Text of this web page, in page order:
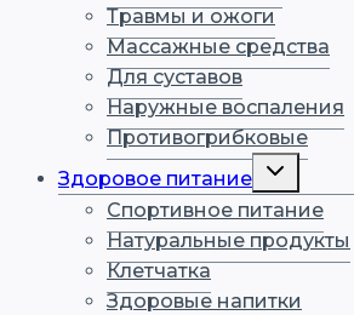
Травмы и ожоги
Массажные средства
Для суставов
Наружные воспаления
Противогрибковые
Здоровое питание
Переключить
меню
Спортивное питание
Натуральные продукты
Клетчатка
Здоровые напитки